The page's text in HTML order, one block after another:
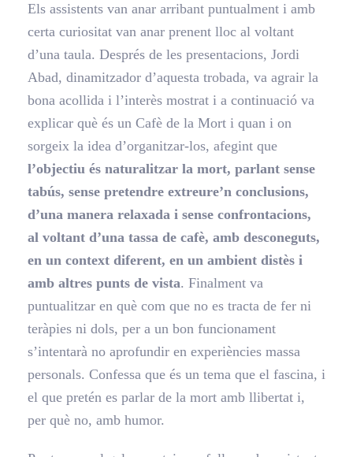
Els assistents van anar arribant puntualment i amb
certa curiositat van anar prenent lloc al voltant
d’una taula. Després de les presentacions, Jordi
Abad, dinamitzador d’aquesta trobada, va agrair la
bona acollida i l’interès mostrat i a continuació va
explicar què és un Cafè de la Mort i quan i on
sorgeix la idea d’organitzar-los, afegint que
l’objectiu és naturalitzar la mort, parlant sense
tabús, sense pretendre extreure’n conclusions,
d’una manera relaxada i sense confrontacions,
al voltant d’una tassa de cafè, amb desconeguts,
en un context diferent, en un ambient distès i
amb altres punts de vista. Finalment va
puntualitzar en què com que no es tracta de fer ni
teràpies ni dols, per a un bon funcionament
s’intentarà no aprofundir en experiències massa
personals. Confessa que és un tema que el fascina, i
el que pretén es parlar de la mort amb llibertat i,
per què no, amb humor.